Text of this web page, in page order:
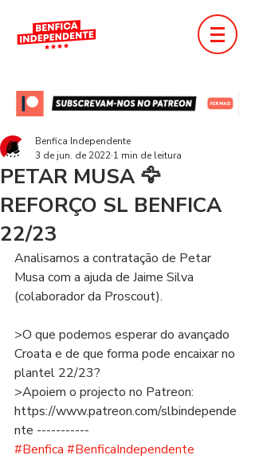
PETAR MUSA 🦅
REFORÇO SL BENFICA
22/23
Benfica Independente
3 de jun. de 2022 1 min de leitura
Analisamos a contratação de Petar
Musa com a ajuda de Jaime Silva
(colaborador da Proscout).
>O que podemos esperar do avançado
Croata e de que forma pode encaixar no
plantel 22/23?
>Apoiem o projecto no Patreon:
https://www.patreon.com/slbindepende
nte -----------
#Benfica #BenficaIndependente